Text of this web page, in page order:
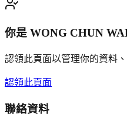
你是 WONG CHUN
認領此頁面以管理你的資料
認領此頁面
聯絡資料